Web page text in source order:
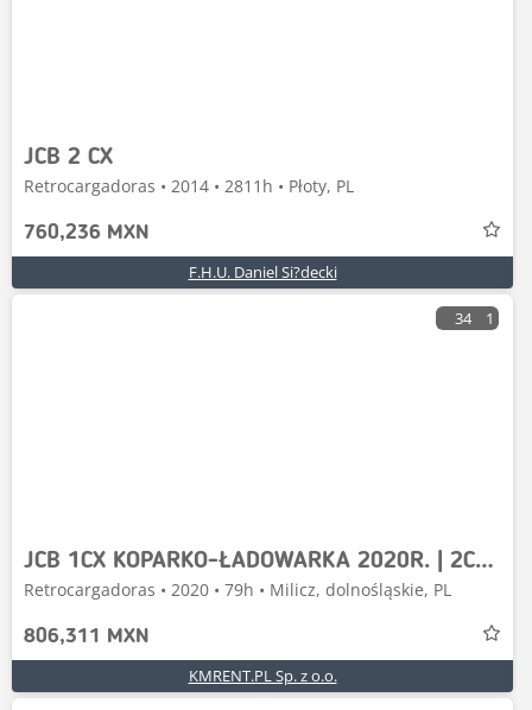
JCB 2 CX
Retrocargadoras • 2014 • 2811h • Płoty, PL
760,236 MXN
F.H.U. Daniel Si?decki
34 1
JCB 1CX KOPARKO-ŁADOWARKA 2020R. | 2CX 3CX COMPACT KUB
Retrocargadoras • 2020 • 79h • Milicz, dolnośląskie, PL
806,311 MXN
KMRENT.PL Sp. z o.o.